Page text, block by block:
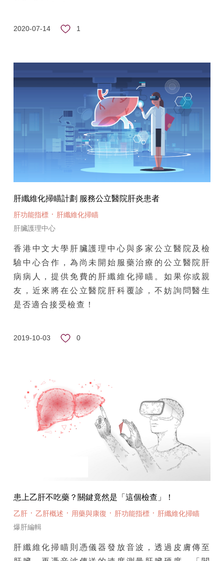
2020-07-14 1
肝纖維化掃瞄計劃 服務公立醫院肝炎患者
肝功能指標· 肝纖維化掃瞄
肝臟護理中心
香港中文大學肝臟護理中心與多家公立醫院及檢
驗中心合作，為尚未開始服藥治療的公立醫院肝
病病人，提供免費的肝纖維化掃瞄。如果你或親
友，近來將在公立醫院肝科覆診，不妨詢問醫生
是否適合接受檢查！
2019-10-03 0
患上乙肝不吃藥？關鍵竟然是「這個檢查」！
乙肝· 乙肝概述 · 用藥與康復 · 肝功能指標· 肝纖維化掃瞄
爆肝編輯
肝纖維化掃瞄則憑儀器發放音波，透過皮膚傳至